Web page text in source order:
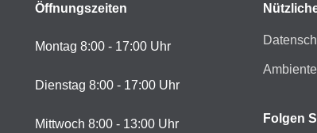
Öffnungszeiten
Montag 8:00 - 17:00 Uhr
Dienstag 8:00 - 17:00 Uhr
Mittwoch 8:00 - 13:00 Uhr
Ambiente
Folgen